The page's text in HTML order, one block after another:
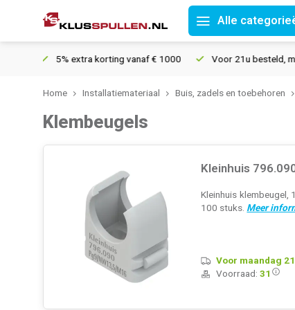
Alle
extra korting vanaf € 1000 Voor 21u besteld, morgen in huis*
Home Installatiemateriaal Buis, zadels en toebehoren
Klembeugels
Kleinhuis
Kleinhuis klembeugel,
100 stuks. Meer
Voor maandag
Voorraad: 31